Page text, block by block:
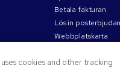
Betala fakturan
Lös in
Webbplatskarta
cookies and other tracking